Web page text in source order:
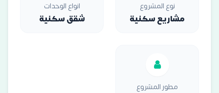
نوع المشروع
مشاريع سكنية
انواع الوحدات
شقق سكنية
مطور المشروع